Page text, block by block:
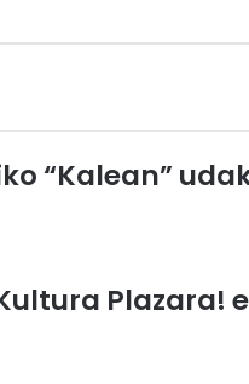
“Kalean”
Plazara!